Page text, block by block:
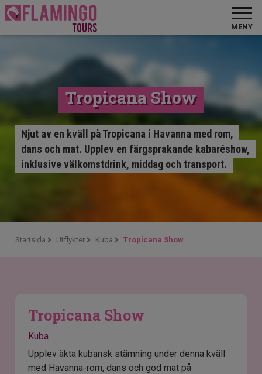
MENY
Tropicana Show
Njut av en kväll på Tropicana i Havanna med rom,
dans och mat. Upplev en färgsprakande kabaréshow,
inklusive välkomstdrink, middag och transport.
Startsida Utflykter Kuba Tropicana Show
Tropicana Show
Kuba
Upplev äkta kubansk stämning under denna kväll
med Havanna-rom, dans och god mat på